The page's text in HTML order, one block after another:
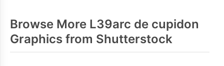
Browse More L39arc de cupidon
Graphics from Shutterstock